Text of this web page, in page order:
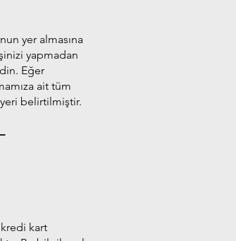
yer almasına
yapmadan
Eğer
ait tüm
belirtilmiştir.
kart